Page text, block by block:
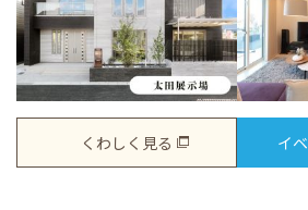
くわしく見る イ